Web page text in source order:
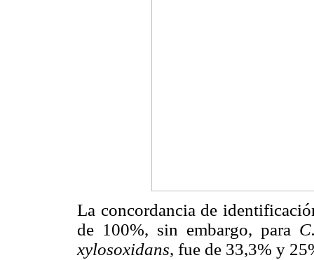
La concordancia de
de 100%, sin embargo, para
xylosoxidans, fue de 33,3% y